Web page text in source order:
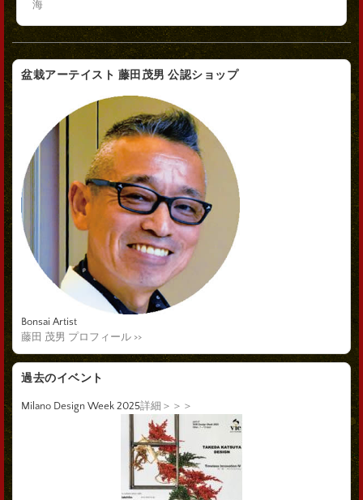
海
盆栽アーテイスト 藤田茂男 公認ショップ
Bonsai Artist
藤田 茂男 プロフィール >>
過去のイベント
Milano Design Week 2025詳細＞＞＞